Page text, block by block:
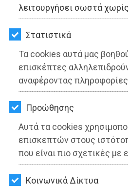
λειτουργήσει σωστά
Στατιστικά
Τα cookies αυτά μας
επισκέπτες
αναφέροντας
Προώθησης
Αυτά τα cookies
επισκεπτών στους
που είναι πιο σχετικές με
Kοινωνικά Δίκτυα
Αττική